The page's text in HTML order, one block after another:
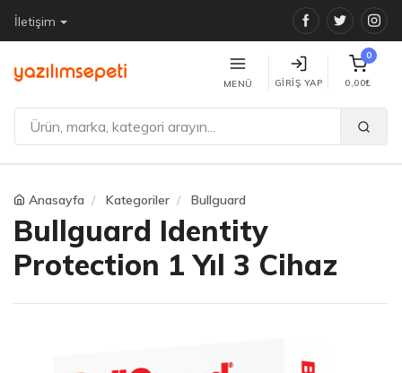
İletişim Facebook
Twitter
MENÜ GIRIŞ YAP
0
0,00₺
Anasayfa Kategoriler Bullguard
Bullguard Identity
Protection 1 Yıl 3 Cihaz